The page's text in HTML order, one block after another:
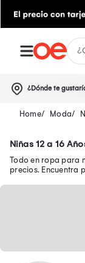
¿Dónde te
Moda
Niñas 12 a 16
Todo en ropa para
precios. Encuentra